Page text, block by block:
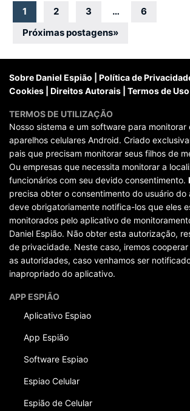
Navegação
por
posts
1 2 3 …
6
Próximas postagens»
Sobre Daniel Espião Política de
Cookies
Direitos Autorais Termos de Uso
TERMOS DE UTILIZAÇÃO
Nosso sistema e um software para monitorar
aparelhos celulares Android. Criado
pais que precisam monitorar seus filhos de
Ou empresas que necessita monitorar a
funcionários com seu devido consentimento.
precisa obter o consentimento do usuário do
deve obrigatoriamente notifica-los que eles
monitorados pelo aplicativo de
Daniel Espião. Não obter esta autorização,
de privacidade. Neste caso, iremos
as autoridades, caso venhamos ser
inapropriado do aplicativo.
APP ESPIÃO
Aplicativo Espiao
App Espião
Software Espiao
Espiao Celular
Espião de Celular